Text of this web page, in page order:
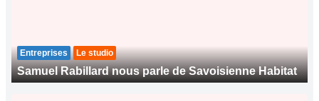
Entreprises Le studio
Samuel Rabillard nous parle de Savoisienne Habitat